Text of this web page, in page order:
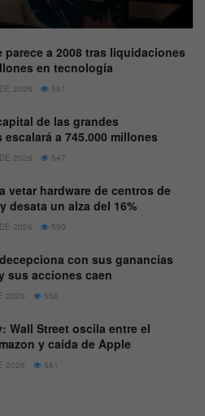
parece a 2008 tras liquidaciones
en tecnología
2026 561
de las grandes
a 745.000 millones
2026 547
vetar hardware de centros de
desata un alza del 16%
2026 590
con sus ganancias
sus acciones caen
2026 556
Wall Street oscila entre el
y caída de Apple
2026 581